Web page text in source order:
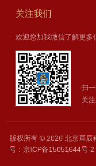
关注我们
欢迎您加我微信了解更多
扫
关
版权所有 © 2026 北京亘辰
号：京ICP备15051644号-2